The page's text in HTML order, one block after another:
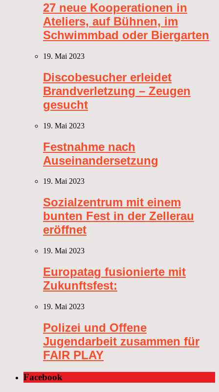
27 neue Kooperationen in
Ateliers, auf Bühnen, im
Schwimmbad oder Biergarten
19. Mai 2023
Discobesucher erleidet
Brandverletzung – Zeugen
gesucht
19. Mai 2023
Festnahme nach
Auseinandersetzung
19. Mai 2023
Sozialzentrum mit einem
bunten Fest in der Zellerau
eröffnet
19. Mai 2023
Europatag fusionierte mit
Zukunftsfest:
19. Mai 2023
Polizei und Offene
Jugendarbeit zusammen für
FAIR PLAY
Facebook